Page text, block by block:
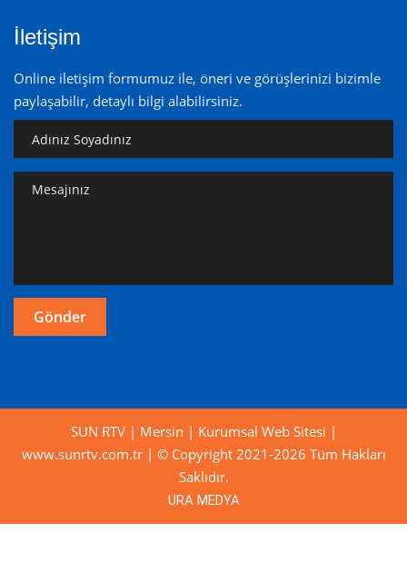
İletişim
Online iletişim formumuz ile, öneri ve görüşlerinizi bizimle
paylaşabilir, detaylı bilgi alabilirsiniz.
SUN RTV | Mersin | Kurumsal Web Sitesi |
www.sunrtv.com.tr | © Copyright 2021-2026 Tüm Hakları
Saklıdır.
URA MEDYA